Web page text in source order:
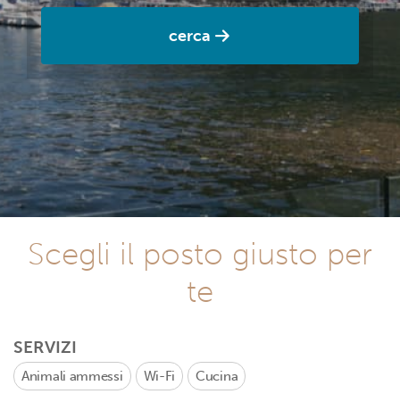
cerca
Scegli il posto giusto per
te
SERVIZI
Animali ammessi Wi-Fi Cucina